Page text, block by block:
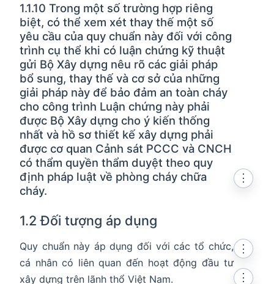
1.1.10 Trong một số trường hợp riêng
biệt, có thể xem xét thay thế một số
yêu cầu của quy chuẩn này đối với công
trình cụ thể khi có luận chứng kỹ thuật
gửi Bộ Xây dựng nêu rõ các giải pháp
bổ sung, thay thế và cơ sở của những
giải pháp này để bảo đảm an toàn cháy
cho công trình Luận chứng này phải
được Bộ Xây dựng cho ý kiến thống
nhất và hồ sơ thiết kế xây dựng phải
được cơ quan Cảnh sát PCCC và CNCH
có thẩm quyền thẩm duyệt theo quy
định pháp luật về phòng cháy chữa
cháy.
1.2 Đối tượng áp dụng
⋮
Quy chuẩn này áp dụng đối với các tổ chức,
cá nhân có liên quan đến hoạt động đầu tư
xây dựng trên lãnh thổ Việt Nam.
⋮
⋮